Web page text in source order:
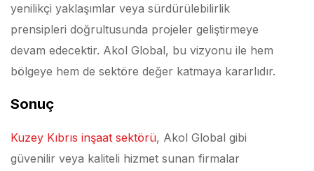
yenilikçi yaklaşımlar veya sürdürülebilirlik
prensipleri doğrultusunda projeler geliştirmeye
devam edecektir. Akol Global, bu vizyonu ile hem
bölgeye hem de sektöre değer katmaya kararlıdır.
Sonuç
Kuzey Kıbrıs inşaat sektörü, Akol Global gibi
güvenilir veya kaliteli hizmet sunan firmalar